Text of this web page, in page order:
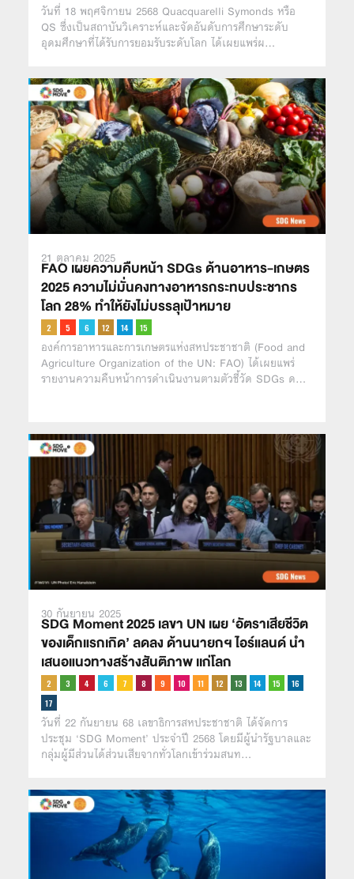
วันที่ 18 พฤศจิกายน 2568 Quacquarelli Symonds หรือ
QS ซึ่งเป็นสถาบันวิเคราะห์และจัดอันดับการศึกษาระดับ
อุดมศึกษาที่ได้รับการยอมรับระดับโลก ได้เผยแพร่ผ…
21 ตุลาคม 2025
FAO เผยความคืบหน้า SDGs ด้านอาหาร-เกษตร
2025 ความไม่มั่นคงทางอาหารกระทบประชากร
โลก 28% ทำให้ยังไม่บรรลุเป้าหมาย
องค์การอาหารและการเกษตรแห่งสหประชาชาติ (Food and
Agriculture Organization of the UN: FAO) ได้เผยแพร่
รายงานความคืบหน้าการดำเนินงานตามตัวชี้วัด SDGs ด…
30 กันยายน 2025
SDG Moment 2025 เลขา UN เผย ‘อัตราเสียชีวิต
ของเด็กแรกเกิด’ ลดลง ด้านนายกฯ ไอร์แลนด์ นำ
เสนอแนวทางสร้างสันติภาพ เเก่โลก
วันที่ 22 กันยายน 68 เลขาธิการสหประชาชาติ ได้จัดการ
ประชุม ‘SDG Moment’ ประจำปี 2568 โดยมีผู้นำรัฐบาลและ
กลุ่มผู้มีส่วนได้ส่วนเสียจากทั่วโลกเข้าร่วมสนท…